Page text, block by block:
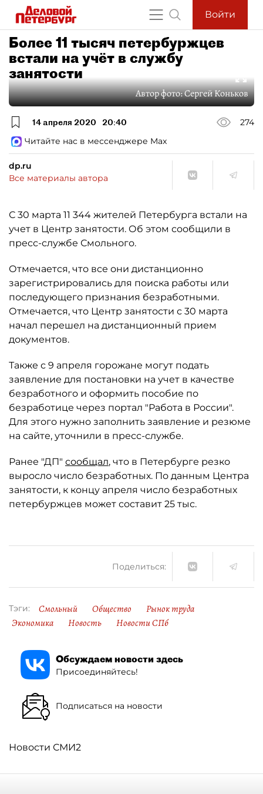
Войти
Более 11 тысяч петербуржцев
встали на учёт в службу
занятости
Автор фото:Сергей Коньков
14 апреля 2020 20:40
274
Читайте нас в мессенджере Max
dp.ru
Все материалы автора
С 30 марта 11 344 жителей Петербурга встали на
учет в Центр занятости. Об этом сообщили в
пресс-службе Смольного.
Отмечается, что все они дистанционно
зарегистрировались для поиска работы или
последующего признания безработными.
Отмечается, что Центр занятости с 30 марта
начал перешел на дистанционный прием
документов.
Также с 9 апреля горожане могут подать
заявление для постановки на учет в качестве
безработного и оформить пособие по
безработице через портал "Работа в России".
Для этого нужно заполнить заявление и резюме
на сайте, уточнили в пресс-службе.
Ранее "ДП" сообщал, что в Петербурге резко
выросло число безработных. По данным Центра
занятости, к концу апреля число безработных
петербуржцев может составит 25 тыс.
Поделиться:
Тэги: Смольный Общество
Рынок труда
Экономика
Новость Новости СПб
Обсуждаем новости здесь
Присоединяйтесь!
Подписаться на новости
Новости СМИ2